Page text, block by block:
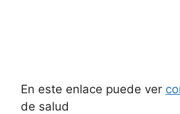
En este enlace puede ver
de salud